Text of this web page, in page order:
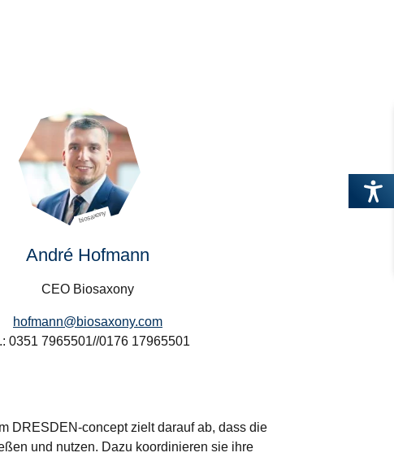
biosaxony
André Hofmann
CEO Biosaxony
hofmann@biosaxony.com
0351 7965501//0176 17965501
DRESDEN-concept zielt darauf ab, dass die
und nutzen. Dazu koordinieren sie ihre